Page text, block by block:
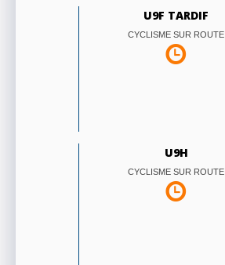
U9F TARDIF
CYCLISME SUR ROUTE
U9H
CYCLISME SUR ROUTE